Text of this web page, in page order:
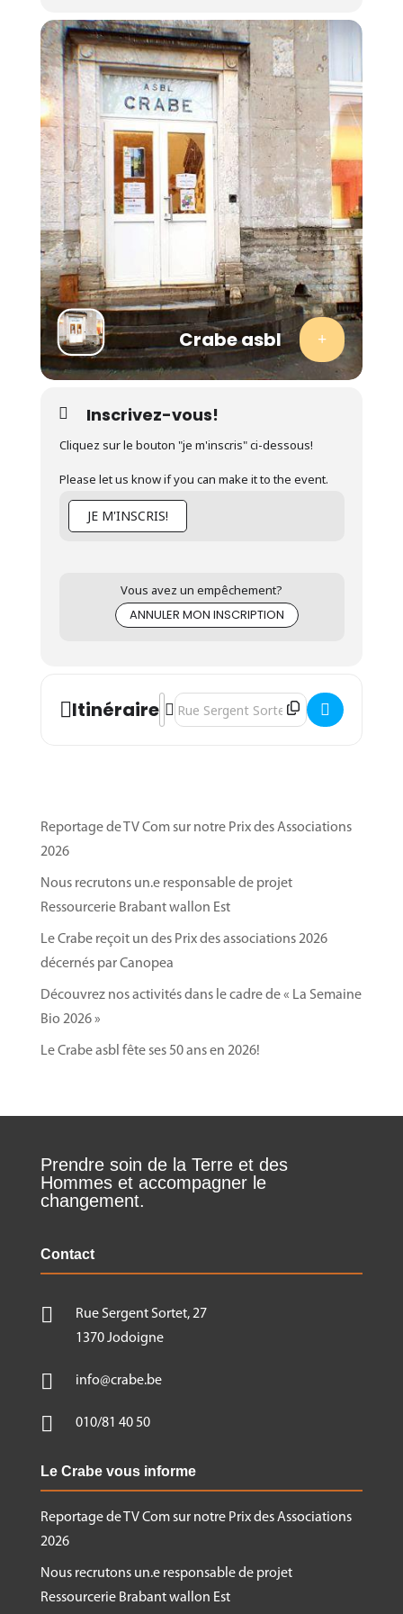
prés fleuris;
la gestion de réserves naturelles;
mais aussi, des aménagements extérieurs, des
constructions en bois, des stages, des visites…
L’inscription préalable est obligatoire pour la bonne
organisation de la séance d’information. Nous ne
pourrons pas accepter les personnes non inscrites
à celle-ci.
Plus d’infos
Présentation complète de la
formation « Ouvrier en Parcs et Jardins
écologique »
Crabe asbl
Inscrivez-vous!
Cliquez sur le bouton "je m'inscris" ci-dessous!
Please let us know if you can make it to the event.
JE M'INSCRIS!
Vous avez un empêchement?
ANNULER MON INSCRIPTION
ItinéraireAddress - Séance d'informations -
Destination Address - Séance
Reportage de TV Com sur notre Prix des Associations
2026
Nous recrutons un.e responsable de projet
Ressourcerie Brabant wallon Est
Le Crabe reçoit un des Prix des associations 2026
décernés par Canopea
Découvrez nos activités dans le cadre de « La Semaine
Bio 2026 »
Le Crabe asbl fête ses 50 ans en 2026!
Prendre soin de la Terre et des
Hommes et accompagner le
changement.
Contact

Rue Sergent Sortet, 27
1370 Jodoigne
 info@crabe.be
 010/81 40 50
Le Crabe vous informe
Reportage de TV Com sur notre Prix des Associations
2026
Nous recrutons un.e responsable de projet
Ressourcerie Brabant wallon Est